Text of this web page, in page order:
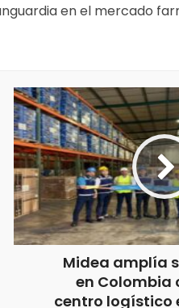
en el mercado
Midea amplía
en Colombia
centro logístico